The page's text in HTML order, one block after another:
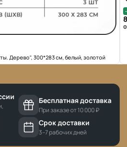
Дерево", 300*283 см, белый, золотой
Бесплатная доставка
При заказе от 10 000 ₽
Срок доставки
3–7 рабочих дней